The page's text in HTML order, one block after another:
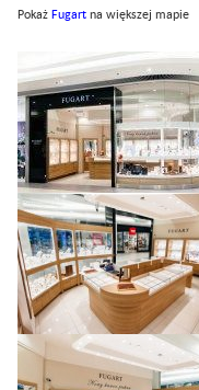
Pokaż Fugart na większej mapie